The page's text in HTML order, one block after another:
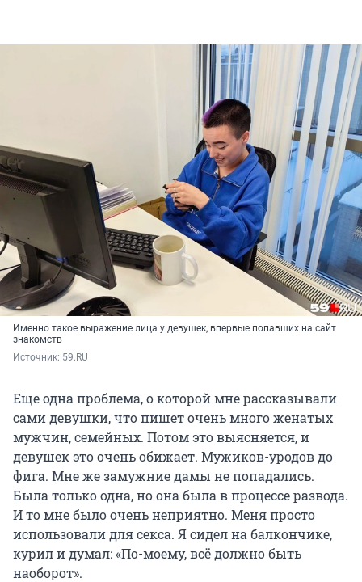
Именно такое выражение лица у девушек, впервые попавших на сайт
знакомств
Источник: 59.RU
Еще одна проблема, о которой мне рассказывали
сами девушки, что пишет очень много женатых
мужчин, семейных. Потом это выясняется, и
девушек это очень обижает. Мужиков-уродов до
фига. Мне же замужние дамы не попадались.
Была только одна, но она была в процессе развода.
И то мне было очень неприятно. Меня просто
использовали для секса. Я сидел на балкончике,
курил и думал: «По-моему, всё должно быть
наоборот».